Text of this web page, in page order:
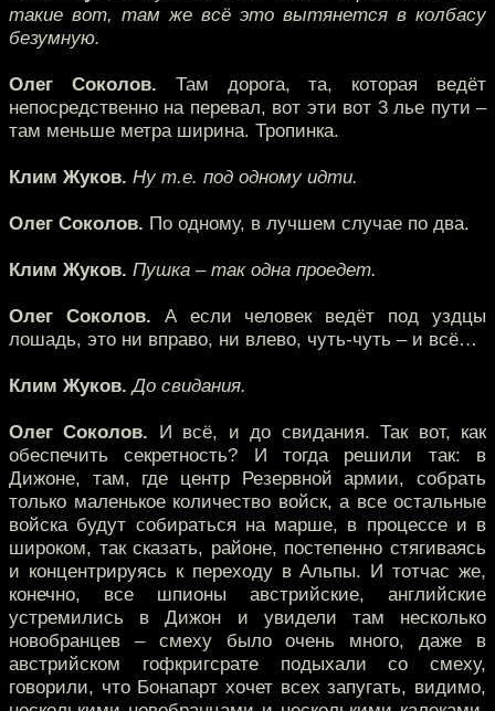
такие вот, там же всё это вытянется в колбасу
безумную.
Олег Соколов. Там дорога, та, которая ведёт
непосредственно на перевал, вот эти вот 3 лье пути –
там меньше метра ширина. Тропинка.
Клим Жуков. Ну т.е. под одному идти.
Олег Соколов. По одному, в лучшем случае по два.
Клим Жуков. Пушка – так одна проедет.
Олег Соколов. А если человек ведёт под уздцы
лошадь, это ни вправо, ни влево, чуть-чуть – и всё…
Клим Жуков. До свидания.
Олег Соколов. И всё, и до свидания. Так вот, как
обеспечить секретность? И тогда решили так: в
Дижоне, там, где центр Резервной армии, собрать
только маленькое количество войск, а все остальные
войска будут собираться на марше, в процессе и в
широком, так сказать, районе, постепенно стягиваясь
и концентрируясь к переходу в Альпы. И тотчас же,
конечно, все шпионы австрийские, английские
устремились в Дижон и увидели там несколько
новобранцев – смеху было очень много, даже в
австрийском гофкригсрате подыхали со смеху,
говорили, что Бонапарт хочет всех запугать, видимо,